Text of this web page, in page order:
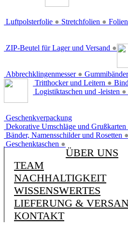
Luftpolsterfolie ● Stretchfolien ●
ZIP-Beutel für Lager und Versand ●
Abbrechklingenmesser ●
Tritthocker und Leitern ●
Logistiktaschen und -leisten ●
Geschenkverpackung
Dekorative Umschläge und Grußkarten
Bänder, Namensschilder und Rosetten ●
Geschenktaschen ●
ÜBER UNS
TEAM
NACHHALTIGKEIT
WISSENSWERTES
LIEFERUNG &
KONTAKT